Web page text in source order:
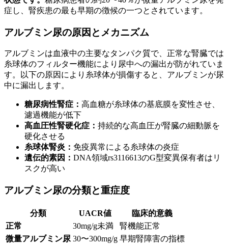
症し、腎疾患の最も早期の徴候の一つとされています。
アルブミン尿の原因とメカニズム
アルブミンは血液中の主要なタンパク質で、正常な腎臓では
糸球体のフィルター機能により尿中への漏出が防がれていま
す。以下の原因により糸球体が損傷すると、アルブミンが尿
中に漏出します。
糖尿病性腎症： 高血糖が糸球体の基底膜を変性させ、
濾過機能が低下
高血圧性腎硬化症： 持続的な高血圧が腎臓の細動脈を
硬化させる
糸球体腎炎： 免疫異常による糸球体の炎症
遺伝的素因： DNA領域rs3116613のG型変異保有者はリ
スクが高い
アルブミン尿の分類と重症度
分類 UACR値
臨床的意義
正常
30mg/g未満
腎機能正常
微量アルブミン尿 30〜300mg/g 早期腎障害の指標